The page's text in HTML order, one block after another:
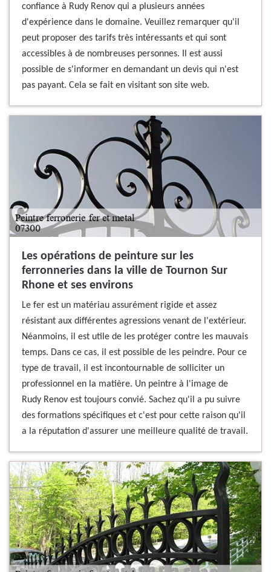
confiance à Rudy Renov qui a plusieurs années
d'expérience dans le domaine. Veuillez remarquer qu'il
peut proposer des tarifs très intéressants et qui sont
accessibles à de nombreuses personnes. Il est aussi
possible de s'informer en demandant un devis qui n'est
pas payant. Cela se fait en visitant son site web.
Les opérations de peinture sur les
ferronneries dans la ville de Tournon Sur
Rhone et ses environs
Le fer est un matériau assurément rigide et assez
résistant aux différentes agressions venant de l'extérieur.
Néanmoins, il est utile de les protéger contre les mauvais
temps. Dans ce cas, il est possible de les peindre. Pour ce
type de travail, il est incontournable de solliciter un
professionnel en la matière. Un peintre à l'image de
Rudy Renov est toujours convié. Sachez qu'il a pu suivre
des formations spécifiques et c'est pour cette raison qu'il
a la réputation d'assurer une meilleure qualité de travail.